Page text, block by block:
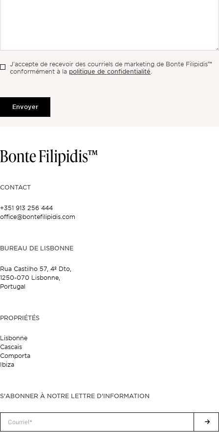
J'accepte de recevoir des courriels de marketing de Bonte Filipidis™
conformément à la politique de confidentialité.
Envoyer
CONTACT
+351 913 256 444
office@bontefilipidis.com
BUREAU DE LISBONNE
Rua Castilho 57, 4º Dto,
1250-070 Lisbonne,
Portugal
PROPRIÉTÉS
Lisbonne
Cascais
Comporta
Ibiza
S'ABONNER À NOTRE LETTRE D'INFORMATION